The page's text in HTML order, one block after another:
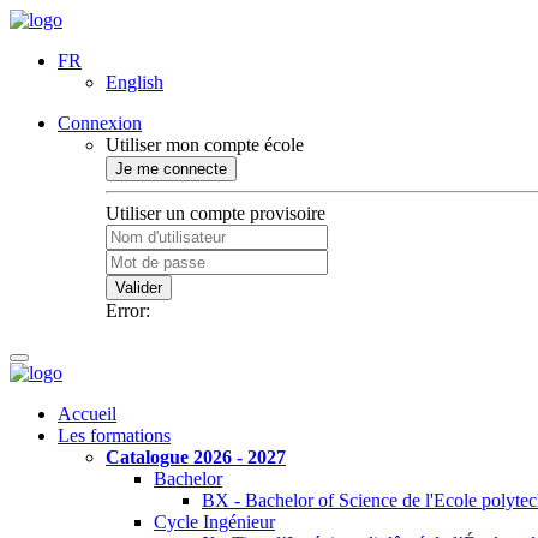
FR
English
Connexion
Utiliser mon compte école
Je me connecte
Utiliser un compte provisoire
Valider
Error:
Accueil
Les formations
Catalogue 2026 - 2027
Bachelor
BX - Bachelor of Science de l'Ecole
Cycle Ingénieur